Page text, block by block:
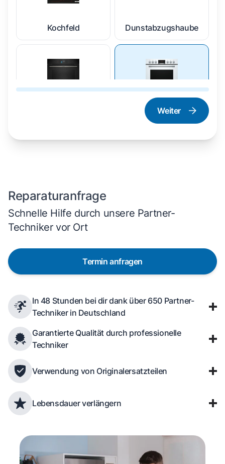
Kochfeld Dunstabzugshaube
Herd und Backofen
Weiter
Reparaturanfrage
Schnelle Hilfe durch unsere Partner-
Techniker vor Ort
Termin anfragen
In 48 Stunden bei dir dank über 650 Partner-
Techniker in Deutschland
Garantierte Qualität durch professionelle
Techniker
Verwendung von Originalersatzteilen
Lebensdauer verlängern